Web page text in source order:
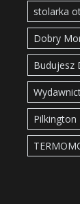
stolarka
Dobry
Budujesz
Pilkington